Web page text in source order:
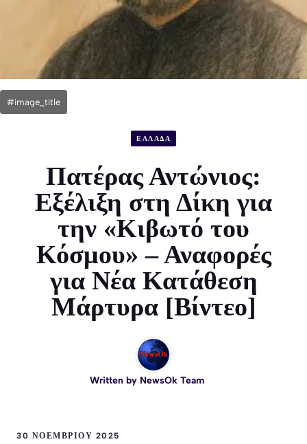
#image_title
ΕΛΛΑΔΑ
Πατέρας Αντώνιος:
Εξέλιξη στη Δίκη για
την «Κιβωτό του
Κόσμου» – Αναφορές
για Νέα Κατάθεση
Μάρτυρα [Βίντεο]
Written by NewsOk Team
30 ΝΟΕΜΒΡΊΟΥ 2025